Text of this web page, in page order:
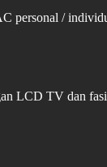
/
LCD TV dan